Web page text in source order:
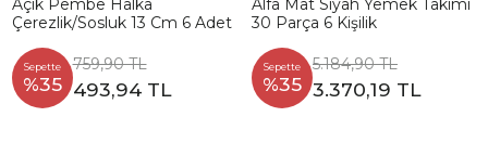
Açık Pembe Halka
Çerezlik/Sosluk 13 Cm 6 Adet
Sepette
%35
759,90 TL
493,94 TL
Alfa Mat Siyah Yemek Takımı
30 Parça 6 Kişilik
Sepette
%35
5.184,90 TL
3.370,19 TL